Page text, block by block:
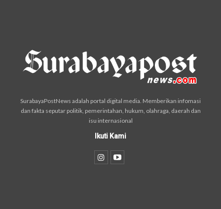
SurabayaPostNews adalah portal digital media. Memberikan infomasi
dan fakta seputar politik, pemerintahan, hukum, olahraga, daerah dan
isu internasional
Ikuti Kami